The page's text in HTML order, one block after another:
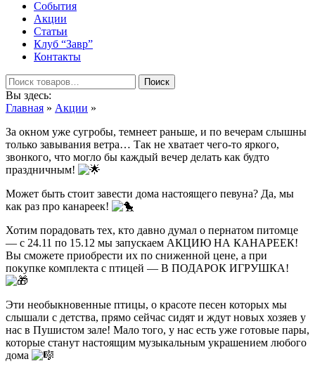
События
Акции
Статьи
Клуб “Завр”
Контакты
Поиск
Вы здесь:
Главная » Акции »
За окном уже сугробы, темнеет раньше, и по вечерам слышны
только завывания ветра… Так не хватает чего-то яркого,
звонкого, что могло бы каждый вечер делать как будто
праздничным!
Может быть стоит завести дома настоящего певуна? Да, мы
как раз про канареек!
Хотим порадовать тех, кто давно думал о пернатом питомце
— с 24.11 по 15.12 мы запускаем АКЦИЮ НА КАНАРЕЕК!
Вы сможете приобрести их по сниженной цене, а при
покупке комплекта с птицей — В ПОДАРОК ИГРУШКА!
Эти необыкновенные птицы, о красоте песен которых мы
слышали с детства, прямо сейчас сидят и ждут новых хозяев у
нас в Пушистом зале! Мало того, у нас есть уже готовые пары,
которые станут настоящим музыкальным украшением любого
дома